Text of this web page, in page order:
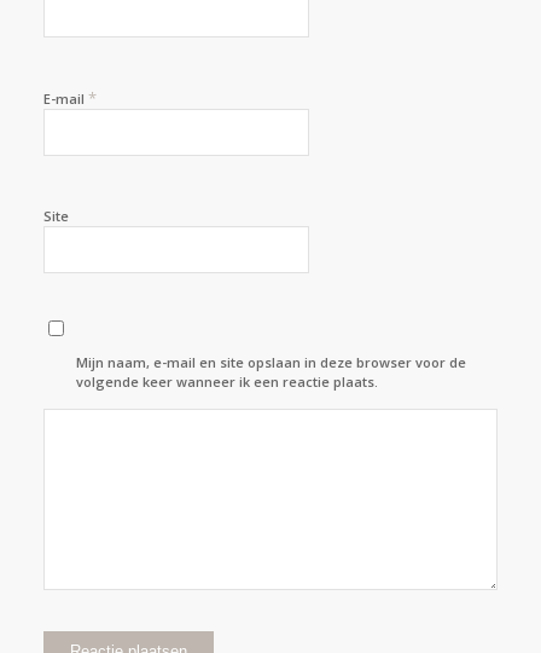
E-mail *
Site
Mijn naam, e-mail en site opslaan in deze browser voor de
volgende keer wanneer ik een reactie plaats.